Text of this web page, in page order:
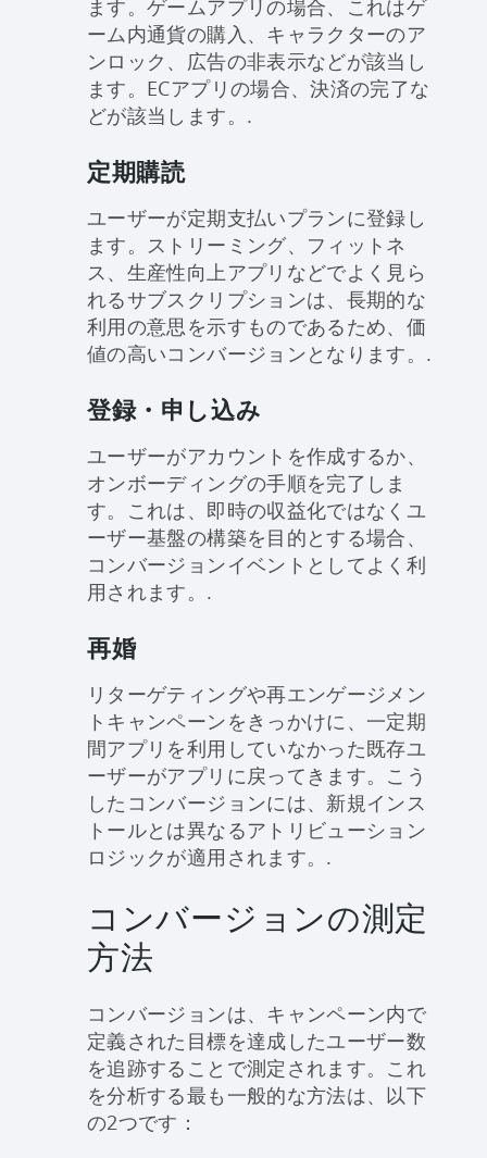
ます。ゲームアプリの場合、これはゲ
ーム内通貨の購入、キャラクターのア
ンロック、広告の非表示などが該当し
ます。ECアプリの場合、決済の完了な
どが該当します。.
定期購読
ユーザーが定期支払いプランに登録し
ます。ストリーミング、フィットネ
ス、生産性向上アプリなどでよく見ら
れるサブスクリプションは、長期的な
利用の意思を示すものであるため、価
値の高いコンバージョンとなります。.
登録・申し込み
ユーザーがアカウントを作成するか、
オンボーディングの手順を完了しま
す。これは、即時の収益化ではなくユ
ーザー基盤の構築を目的とする場合、
コンバージョンイベントとしてよく利
用されます。.
再婚
リターゲティングや再エンゲージメン
トキャンペーンをきっかけに、一定期
間アプリを利用していなかった既存ユ
ーザーがアプリに戻ってきます。こう
したコンバージョンには、新規インス
トールとは異なるアトリビューション
ロジックが適用されます。.
コンバージョンの測定
方法
コンバージョンは、キャンペーン内で
定義された目標を達成したユーザー数
を追跡することで測定されます。これ
を分析する最も一般的な方法は、以下
の2つです：